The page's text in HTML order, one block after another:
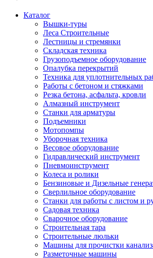
Каталог
Вышки-туры
Леса Строительные
Лестницы и стремянки
Складская техника
Грузоподъемное оборудование
Опалубка перекрытий
Техника для уплотнительных
Работы с бетоном и стяжками
Резка бетона, асфальта, кровли
Алмазный инструмент
Станки для арматуры
Подъемники
Мотопомпы
Уборочная техника
Весовое оборудование
Гидравлический инструмент
Пневмоинструмент
Колеса и ролики
Бензиновые и Дизельные
Сверлильное оборудование
Станки для работы с листом и
Садовая техника
Сварочное оборудование
Строительная тара
Строительные люльки
Машины для прочистки
Разметочные машины